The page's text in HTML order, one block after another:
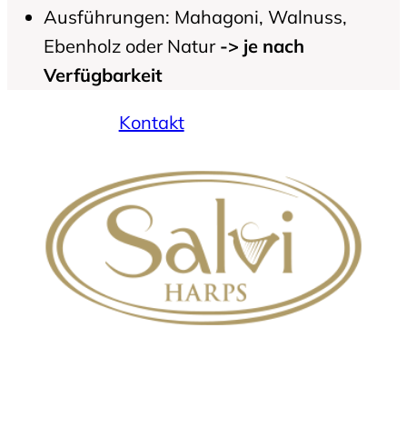
Ausführungen: Mahagoni, Walnuss,
Ebenholz oder Natur -> je nach
Verfügbarkeit
Kontakt